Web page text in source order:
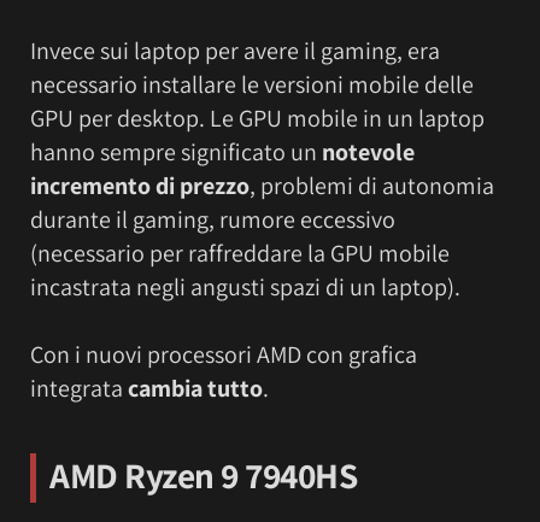
Invece sui laptop per avere il gaming, era
necessario installare le versioni mobile delle
GPU per desktop. Le GPU mobile in un laptop
hanno sempre significato un notevole
incremento di prezzo, problemi di autonomia
durante il gaming, rumore eccessivo
(necessario per raffreddare la GPU mobile
incastrata negli angusti spazi di un laptop).
Con i nuovi processori AMD con grafica
integratacambia tutto.
AMD Ryzen 9 7940HS